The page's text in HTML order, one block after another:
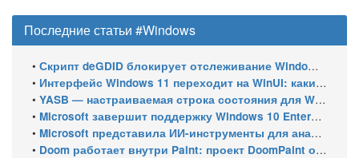
Последние статьи #Windows
• Скрипт deGDID блокирует отслеживание Windows по глобальному идентификатору устройства
• Интерфейс Windows 11 переходит на WinUI: какие системные элементы обновит Microsoft
• YASB — настраиваемая строка состояния для Windows с виджетами и поддержкой нескольких мониторов
• Microsoft завершит поддержку Windows 10 Enterprise LTSC 2021 в январе 2027 года. ESU продлят обновления до января 2030 года
• Microsoft представила ИИ-инструменты для анализа производительности Windows: ETW MCP и WPA MCP
• Doom работает внутри Paint: проект DoomPaint от технического директора Microsoft Azure